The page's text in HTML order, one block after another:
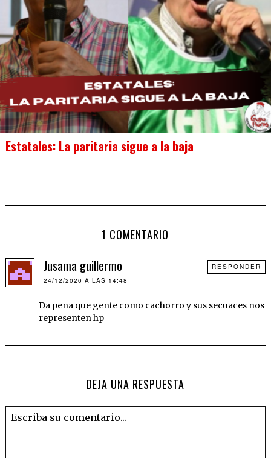
Estatales: La paritaria sigue a la baja
1 COMENTARIO
Jusama guillermo
24/12/2020 A LAS 14:48
Da pena que gente como cachorro y sus secuaces nos
representen hp
RESPONDER
DEJA UNA RESPUESTA